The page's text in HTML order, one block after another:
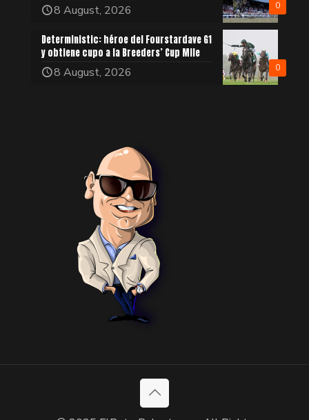
0
8 August, 2026
0
Deterministic: héroe del Fourstardave G1
y obtiene cupo a la Breeders’ Cup Mile
8 August, 2026